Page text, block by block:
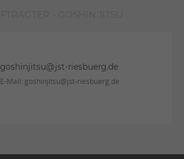
goshinjitsu@jst-riesbuerg.de
E-Mail: goshinjitsu@jst-riesbuerg.de